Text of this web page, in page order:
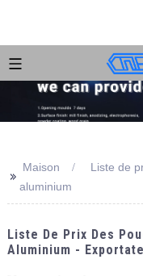
>>
Maison
Liste de
aluminium
Liste De Prix Des
Aluminium -